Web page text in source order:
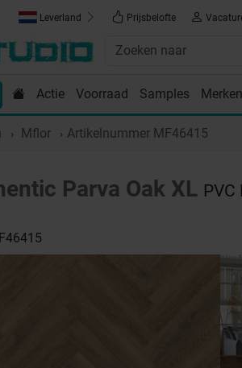
Leverland Prijsbelofte
Actie Voorraad Samples Merken
Tips en Inspiratie Showroom
Mflor Artikelnummer MF46415
Parva Oak XL